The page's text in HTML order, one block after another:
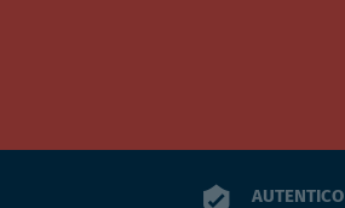
AUTENTICO